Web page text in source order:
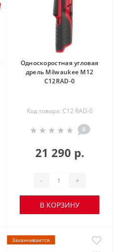
Односкоростная угловая
дрель Milwaukee M12
C12RAD-0
Код товара: C12 RAD-0
0
21 290 р.
- +
В КОРЗИНУ
Заканчивается